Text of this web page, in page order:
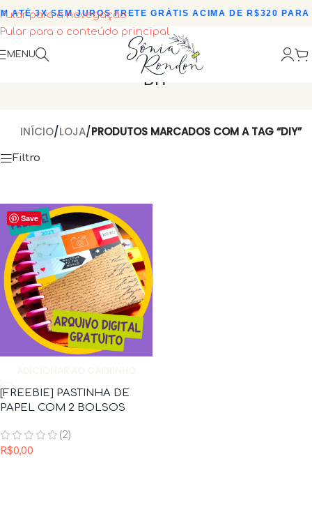
Pular para a navegação
Pular para o conteúdo principal
ATÉ 3X SEM JUROS•FRETE GRÁTIS ACIMA DE R$320 PARA
MENU
DIY
INÍCIO/LOJA/PRODUTOS MARCADOS COM A TAG “DIY”
Filtro
Save
[FREEBIE] PASTINHA DE
PAPEL COM 2 BOLSOS
(2)
R$0,00